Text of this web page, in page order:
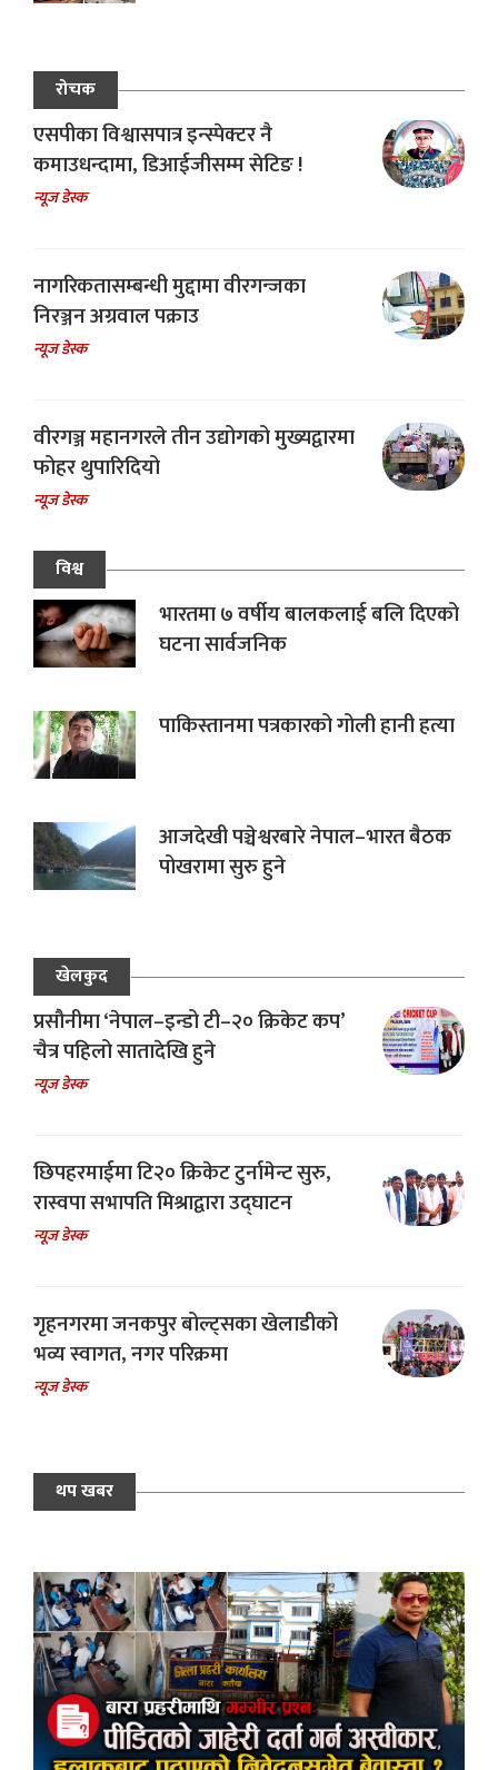
रोचक
एसपीका विश्वासपात्र इन्स्पेक्टर नै
कमाउधन्दामा, डिआईजीसम्म सेटिङ !
न्यूज डेस्क
नागरिकतासम्बन्धी मुद्दामा वीरगन्जका
निरञ्जन अग्रवाल पक्राउ
न्यूज डेस्क
वीरगञ्ज महानगरले तीन उद्योगको मुख्यद्वारमा
फोहर थुपारिदियो
न्यूज डेस्क
विश्व
भारतमा ७ वर्षीय बालकलाई बलि दिएको
घटना सार्वजनिक
पाकिस्तानमा पत्रकारको गोली हानी हत्या
आजदेखी पञ्चेश्वरबारे नेपाल–भारत बैठक
पोखरामा सुरु हुने
खेलकुद
प्रसौनीमा ‘नेपाल–इन्डो टी–२० क्रिकेट कप’
चैत्र पहिलो सातादेखि हुने
न्यूज डेस्क
छिपहरमाईमा टि२० क्रिकेट टुर्नामेन्ट सुरु,
रास्वपा सभापति मिश्राद्वारा उद्घाटन
न्यूज डेस्क
गृहनगरमा जनकपुर बोल्ट्सका खेलाडीको
भव्य स्वागत, नगर परिक्रमा
न्यूज डेस्क
थप खबर